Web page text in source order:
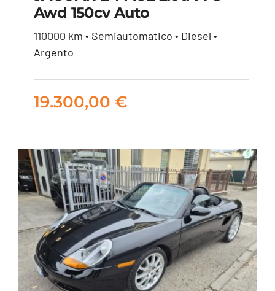
JAGUAR E-PACE 2.0d
i4 S awd 150cv auto
19.300,00€
Awd 150cv Auto
110000 km • Semiautomatico • Diesel •
Argento
19.300,00 €